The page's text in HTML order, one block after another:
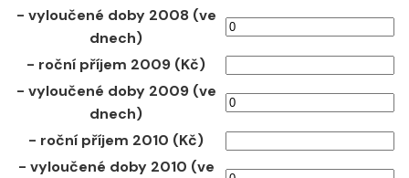
- vyloučené doby 2008 (ve
dnech)
- roční příjem 2009 (Kč)
- vyloučené doby 2009 (ve
dnech)
- roční příjem 2010 (Kč)
- vyloučené doby 2010 (ve